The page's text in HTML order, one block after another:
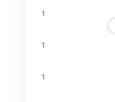
1
1
1